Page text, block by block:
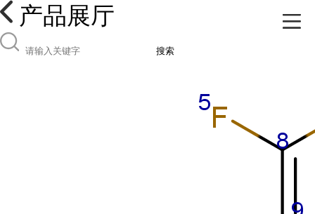
产品展厅
搜索